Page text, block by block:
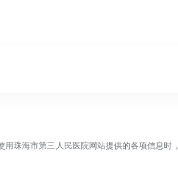
用珠海市第三人民 医院网站提供的各项信息时